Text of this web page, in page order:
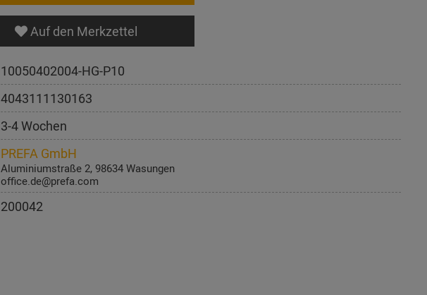
Auf den Merkzettel
10050402004-HG-P10
4043111130163
3-4 Wochen
PREFA GmbH
Aluminiumstraße 2, 98634 Wasungen
office.de@prefa.com
200042